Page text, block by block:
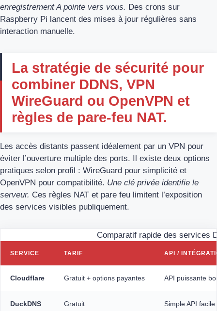
enregistrement A pointe vers vous. Des crons sur
Raspberry Pi lancent des mises à jour régulières sans
interaction manuelle.
La stratégie de sécurité pour
combiner DDNS, VPN
WireGuard ou OpenVPN et
règles de pare-feu NAT.
Les accès distants passent idéalement par un VPN pour
éviter l’ouverture multiple des ports. Il existe deux options
pratiques selon profil : WireGuard pour simplicité et
OpenVPN pour compatibilité. Une clé privée identifie le
serveur. Ces règles NAT et pare feu limitent l’exposition
des services visibles publiquement.
Comparatif rapide des services
SERVICE TARIF API /
Cloudflare Gratuit + options payantes API puissante
DuckDNS Gratuit Simple API